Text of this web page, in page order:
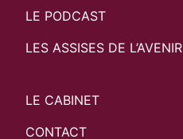
LE PODCAST
LES ASSISES DE L’AVENIR
LE CABINET
CONTACT